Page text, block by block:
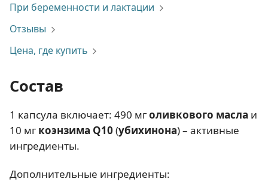
При беременности и лактации
Отзывы
Цена, где купить
Состав
1 капсула включает: 490 мголивкового масла и
10 мг коэнзима Q10 (убихинона) – активные
ингредиенты.
Дополнительные ингредиенты: